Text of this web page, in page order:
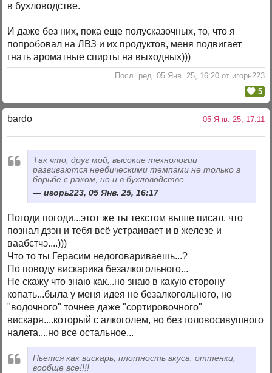
в бухловодстве.
И даже без них, пока еще полусказочных, то, что я
попробовал на ЛВЗ и их продуктов, меня подвигает
гнать ароматные спирты на выходных)))
Посл. ред. 05 Янв. 25, 16:20 от игорь223
5
bardo 05 Янв. 25, 17:11
Так что, друг мой, высокие технологии
развиваются неебическими темпами не только в
борьбе с раком, но и в бухловодстве.
игорь223, 05 Янв. 25, 16:17
Погоди погоди...этот же ты текстом выше писал, что
познал дзэн и тебя всё устраивает и в железе и
ваабстчэ....)))
Что то ты Герасим недоговариваешь...?
По поводу вискарика безалкогольного...
Не скажу что знаю как...но знаю в какую сторону
копать...была у меня идея не безалкогольного, но
"водочного" точнее даже "сортировочного"
вискаря....который с алкоголем, но без головосивушного
налета....но все остальное...
Пьется как вискарь, плотность вкуса. оттенки,
вообще все!!!!